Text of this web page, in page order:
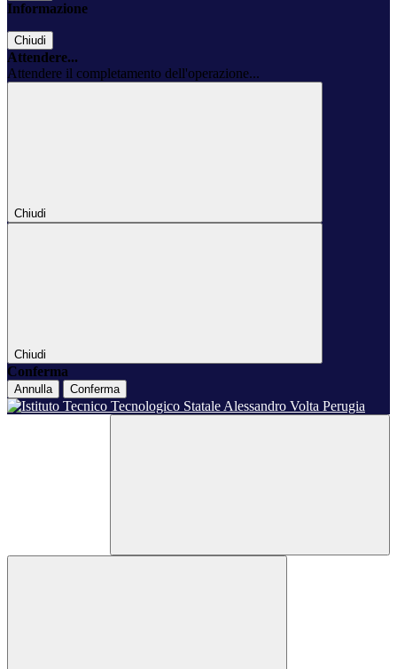
Informazione
Chiudi
Attendere...
Attendere il completamento dell'operazione...
Chiudi
Chiudi
Conferma
Annulla Conferma